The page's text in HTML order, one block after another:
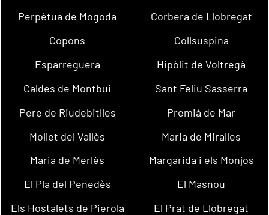
Perpètua de Mogoda
Corbera de Llobregat
Copons
Collsuspina
Esparreguera
Hipòlit de Voltregà
Caldes de Montbui
Sant Feliu Sasserra
Pere de Riudebitlles
Premià de Mar
Mollet del Vallès
Maria de Miralles
Maria de Merlès
Margarida i els Monjos
El Pla del Penedès
El Masnou
Els Hostalets de Pierola
El Prat de Llobregat